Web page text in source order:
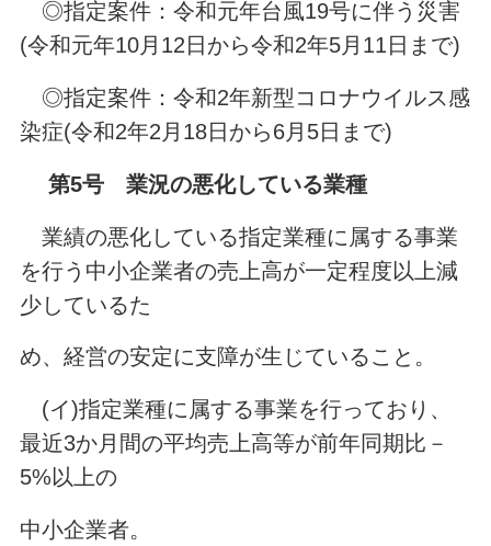
◎指定案件：令和元年台風19号に伴う災害
(令和元年10月12日から令和2年5月11日まで)
◎指定案件：令和2年新型コロナウイルス感
染症(令和2年2月18日から6月5日まで)
第5号 業況の悪化している業種
業績の悪化している指定業種に属する事業
を行う中小企業者の売上高が一定程度以上減
少しているた
め、経営の安定に支障が生じていること。
(イ)指定業種に属する事業を行っており、
最近3か月間の平均売上高等が前年同期比－
5%以上の
中小企業者。